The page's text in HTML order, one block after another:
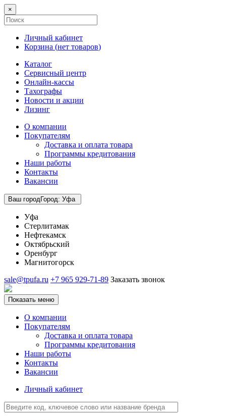
×
Личный кабинет
Корзина (нет товаров)
Каталог
Сервисный центр
Онлайн-кассы
Тахографы
Новости и акции
Лизинг
О компании
Покупателям
Доставка и оплата товара
Программы кредитования
Наши работы
Контакты
Вакансии
Ваш городГород: Уфа
Уфа
Стерлитамак
Нефтекамск
Октябрьский
Оренбург
Магнитогорск
sale@tpufa.ru +7 965 929-71-89 Заказать звонок
Показать меню
О компании
Покупателям
Доставка и оплата товара
Программы кредитования
Наши работы
Контакты
Вакансии
Личный кабинет